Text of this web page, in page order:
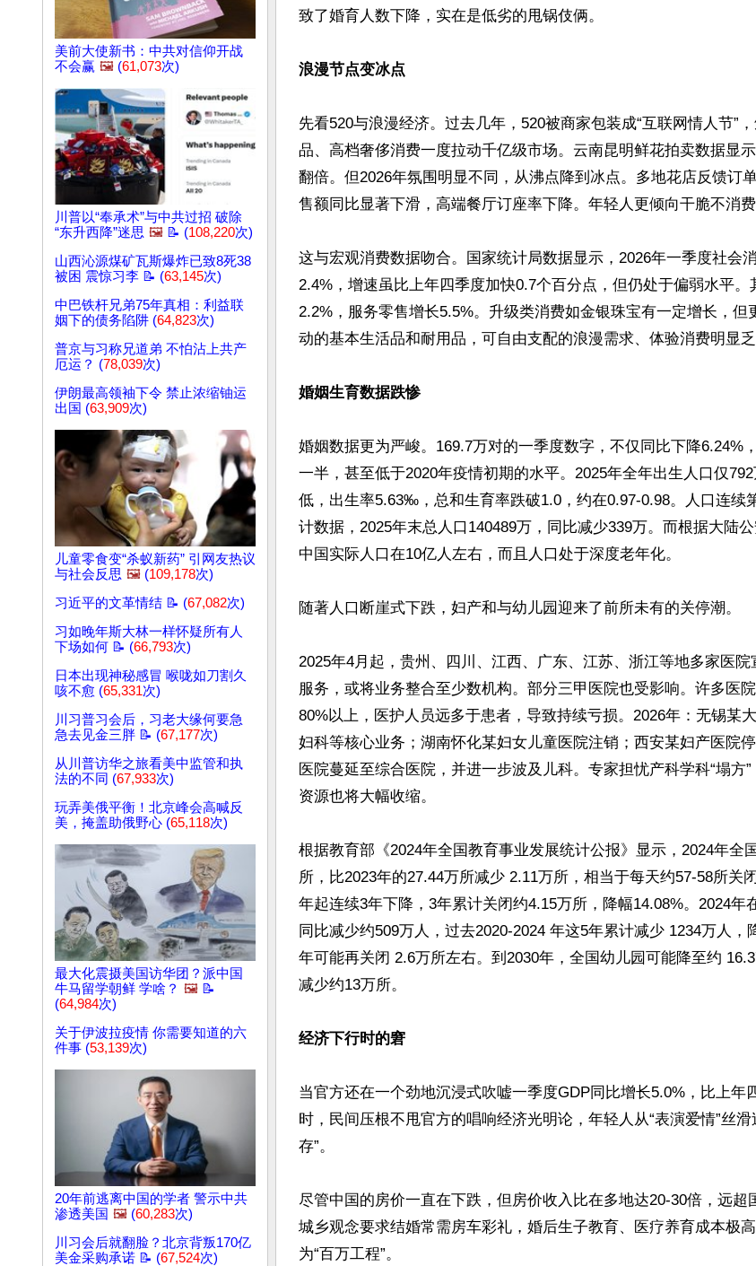
美前大使新书：中共对信仰开战
不会赢 🖼️ (61,073次)
川普以“奉承术”与中共过招 破除
“东升西降”迷思 🖼️ 📝 (108,220次)
山西沁源煤矿瓦斯爆炸已致8死38
被困 震惊习李 📝 (63,145次)
中巴铁杆兄弟75年真相：利益联
姻下的债务陷阱 (64,823次)
普京与习称兄道弟 不怕沾上共产
厄运？ (78,039次)
伊朗最高领袖下令 禁止浓缩铀运
出国 (63,909次)
儿童零食变“杀蚁新药” 引网友热议
与社会反思 🖼️ (109,178次)
习近平的文革情结 📝 (67,082次)
习如晚年斯大林一样怀疑所有人
下场如何 📝 (66,793次)
日本出现神秘感冒 喉咙如刀割久
咳不愈 (65,331次)
川习普习会后，习老大缘何要急
急去见金三胖 📝 (67,177次)
从川普访华之旅看美中监管和执
法的不同 (67,933次)
玩弄美俄平衡！北京峰会高喊反
美，掩盖助俄野心 (65,118次)
最大化震摄美国访华团？派中国
牛马留学朝鲜 学啥？ 🖼️ 📝
(64,984次)
关于伊波拉疫情 你需要知道的六
件事 (53,139次)
20年前逃离中国的学者 警示中共
渗透美国 🖼️ (60,283次)
川习会后就翻脸？北京背叛170亿
美金采购承诺 📝 (67,524次)
致了婚育人数下降，实在是低劣的甩锅伎俩。
浪漫节点变冰点
先看520与浪漫经济。过去几年，520被商家包装成“互联网情人节”
品、高档奢侈消费一度拉动千亿级市场。云南昆明鲜花拍卖数据显
翻倍。但2026年氛围明显不同，从沸点降到冰点。多地花店反馈订
售额同比显著下滑，高端餐厅订座率下降。年轻人更倾向干脆不消费
这与宏观消费数据吻合。国家统计局数据显示，2026年一季度社会
2.4%，增速虽比上年四季度加快0.7个百分点，但仍处于偏弱水平。
2.2%，服务零售增长5.5%。升级类消费如金银珠宝有一定增长，但
动的基本生活品和耐用品，可自由支配的浪漫需求、体验消费明显乏
婚姻生育数据跌惨
婚姻数据更为严峻。169.7万对的一季度数字，不仅同比下降6.24%
一半，甚至低于2020年疫情初期的水平。2025年全年出生人口仅
低，出生率5.63‰，总和生育率跌破1.0，约在0.97-0.98。人口连续
计数据，2025年末总人口140489万，同比减少339万。而根据大陆
中国实际人口在10亿人左右，而且人口处于深度老年化。
随著人口断崖式下跌，妇产和与幼儿园迎来了前所未有的关停潮。
2025年4月起，贵州、四川、江西、广东、江苏、浙江等地多家医
服务，或将业务整合至少数机构。部分三甲医院也受影响。许多医
80%以上，医护人员远多于患者，导致持续亏损。2026年：无锡某
妇科等核心业务；湖南怀化某妇女儿童医院注销；西安某妇产医院
医院蔓延至综合医院，并进一步波及儿科。专家担忧产科学科“塌方
资源也将大幅收缩。
根据教育部《2024年全国教育事业发展统计公报》显示，2024年全
所，比2023年的27.44万所减少 2.11万所，相当于每天约57-58所关
年起连续3年下降，3年累计关闭约4.15万所，降幅14.08%。2024年
同比减少约509万人，过去2020-2024 年这5年累计减少 1234万人，
年可能再关闭 2.6万所左右。到2030年，全国幼儿园可能降至约
减少约13万所。
经济下行时的窘
当官方还在一个劲地沉浸式吹嘘一季度GDP同比增长5.0%，比上年
时，民间压根不甩官方的唱响经济光明论，年轻人从“表演爱情”丝滑
存”。
尽管中国的房价一直在下跌，但房价收入比在多地达20-30倍，远超
城乡观念要求结婚常需房车彩礼，婚后生子教育、医疗养育成本极
为“百万工程”。